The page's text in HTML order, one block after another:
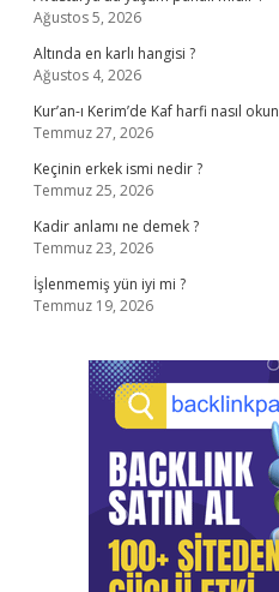
Ağustos 5, 2026
Altında en karlı hangisi ?
Ağustos 4, 2026
Kur’an-ı Kerim’de Kaf harfi nasıl
Temmuz 27, 2026
Keçinin erkek ismi nedir ?
Temmuz 25, 2026
Kadir anlamı ne demek ?
Temmuz 23, 2026
İşlenmemiş yün iyi mi ?
Temmuz 19, 2026